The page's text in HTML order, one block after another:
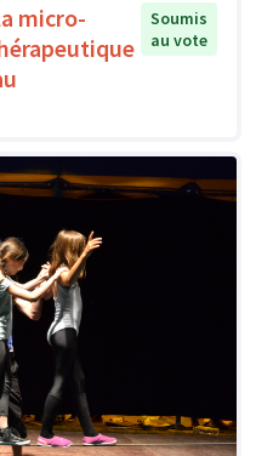
micro-
Soumis
au vote